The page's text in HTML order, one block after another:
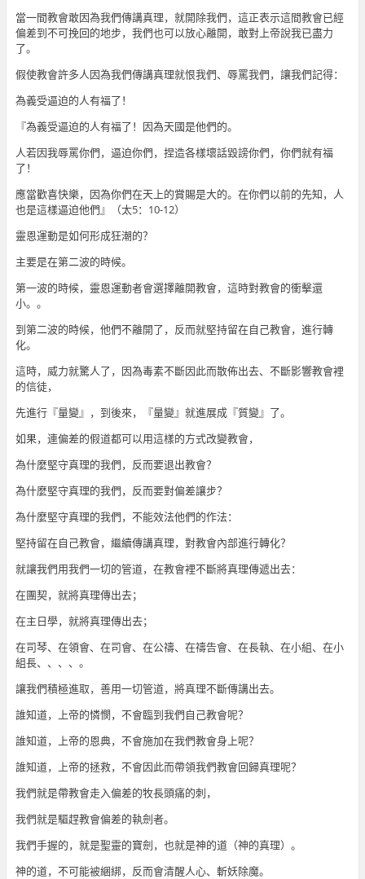
當一間教會敢因為我們傳講真理，就開除我們，這正表示這間教會已經
偏差到不可挽回的地步，我們也可以放心離開，敢對上帝說我已盡力
了。
假使教會許多人因為我們傳講真理就恨我們、辱罵我們，讓我們記得：
為義受逼迫的人有福了！
『為義受逼迫的人有福了！因為天國是他們的。
人若因我辱罵你們，逼迫你們，捏造各樣壞話毀謗你們，你們就有福
了！
應當歡喜快樂，因為你們在天上的賞賜是大的。在你們以前的先知，人
也是這樣逼迫他們』（太5：10-12）
靈恩運動是如何形成狂潮的？
主要是在第二波的時候。
第一波的時候，靈恩運動者會選擇離開教會，這時對教會的衝擊還
小。。
到第二波的時候，他們不離開了，反而就堅持留在自己教會，進行轉
化。
這時，威力就驚人了，因為毒素不斷因此而散佈出去、不斷影響教會裡
的信徒，
先進行『量變』，到後來，『量變』就進展成『質變』了。
如果，連偏差的假道都可以用這樣的方式改變教會，
為什麼堅守真理的我們，反而要退出教會？
為什麼堅守真理的我們，反而要對偏差讓步？
為什麼堅守真理的我們，不能效法他們的作法：
堅持留在自己教會，繼續傳講真理，對教會內部進行轉化？
就讓我們用我們一切的管道，在教會裡不斷將真理傳遞出去：
在團契，就將真理傳出去；
在主日學，就將真理傳出去；
在司琴、在領會、在司會、在公禱、在禱告會、在長執、在小組、在小
組長、、、、。
讓我們積極進取，善用一切管道，將真理不斷傳講出去。
誰知道，上帝的憐憫，不會臨到我們自己教會呢？
誰知道，上帝的恩典，不會施加在我們教會身上呢？
誰知道，上帝的拯救，不會因此而帶領我們教會回歸真理呢？
我們就是帶教會走入偏差的牧長頭痛的刺，
我們就是驅趕教會偏差的執劍者。
我們手握的，就是聖靈的寶劍，也就是神的道（神的真理）。
神的道，不可能被綑綁，反而會清醒人心、斬妖除魔。